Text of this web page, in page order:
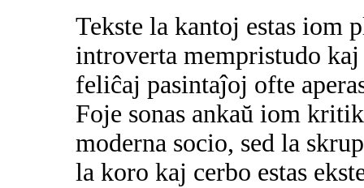
Tekste la kantoj estas iom
introverta mempristudo
feliĉaj pasintaĵoj ofte
Foje sonas ankaŭ iom
moderna socio, sed la
la koro kaj cerbo estas